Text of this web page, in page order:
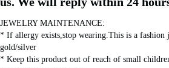
JEWELRY MAINTENANCE:
* If allergy exists,stop wearing.This is a fashion
gold/silver
* Keep this product out of reach of small